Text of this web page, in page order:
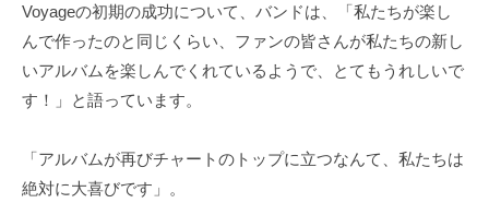
Voyageの初期の成功について、バンドは、「私たちが楽し
んで作ったのと同じくらい、ファンの皆さんが私たちの新し
いアルバムを楽しんでくれているようで、とてもうれしいで
す！」と語っています。
「アルバムが再びチャートのトップに立つなんて、私たちは
絶対に大喜びです」。